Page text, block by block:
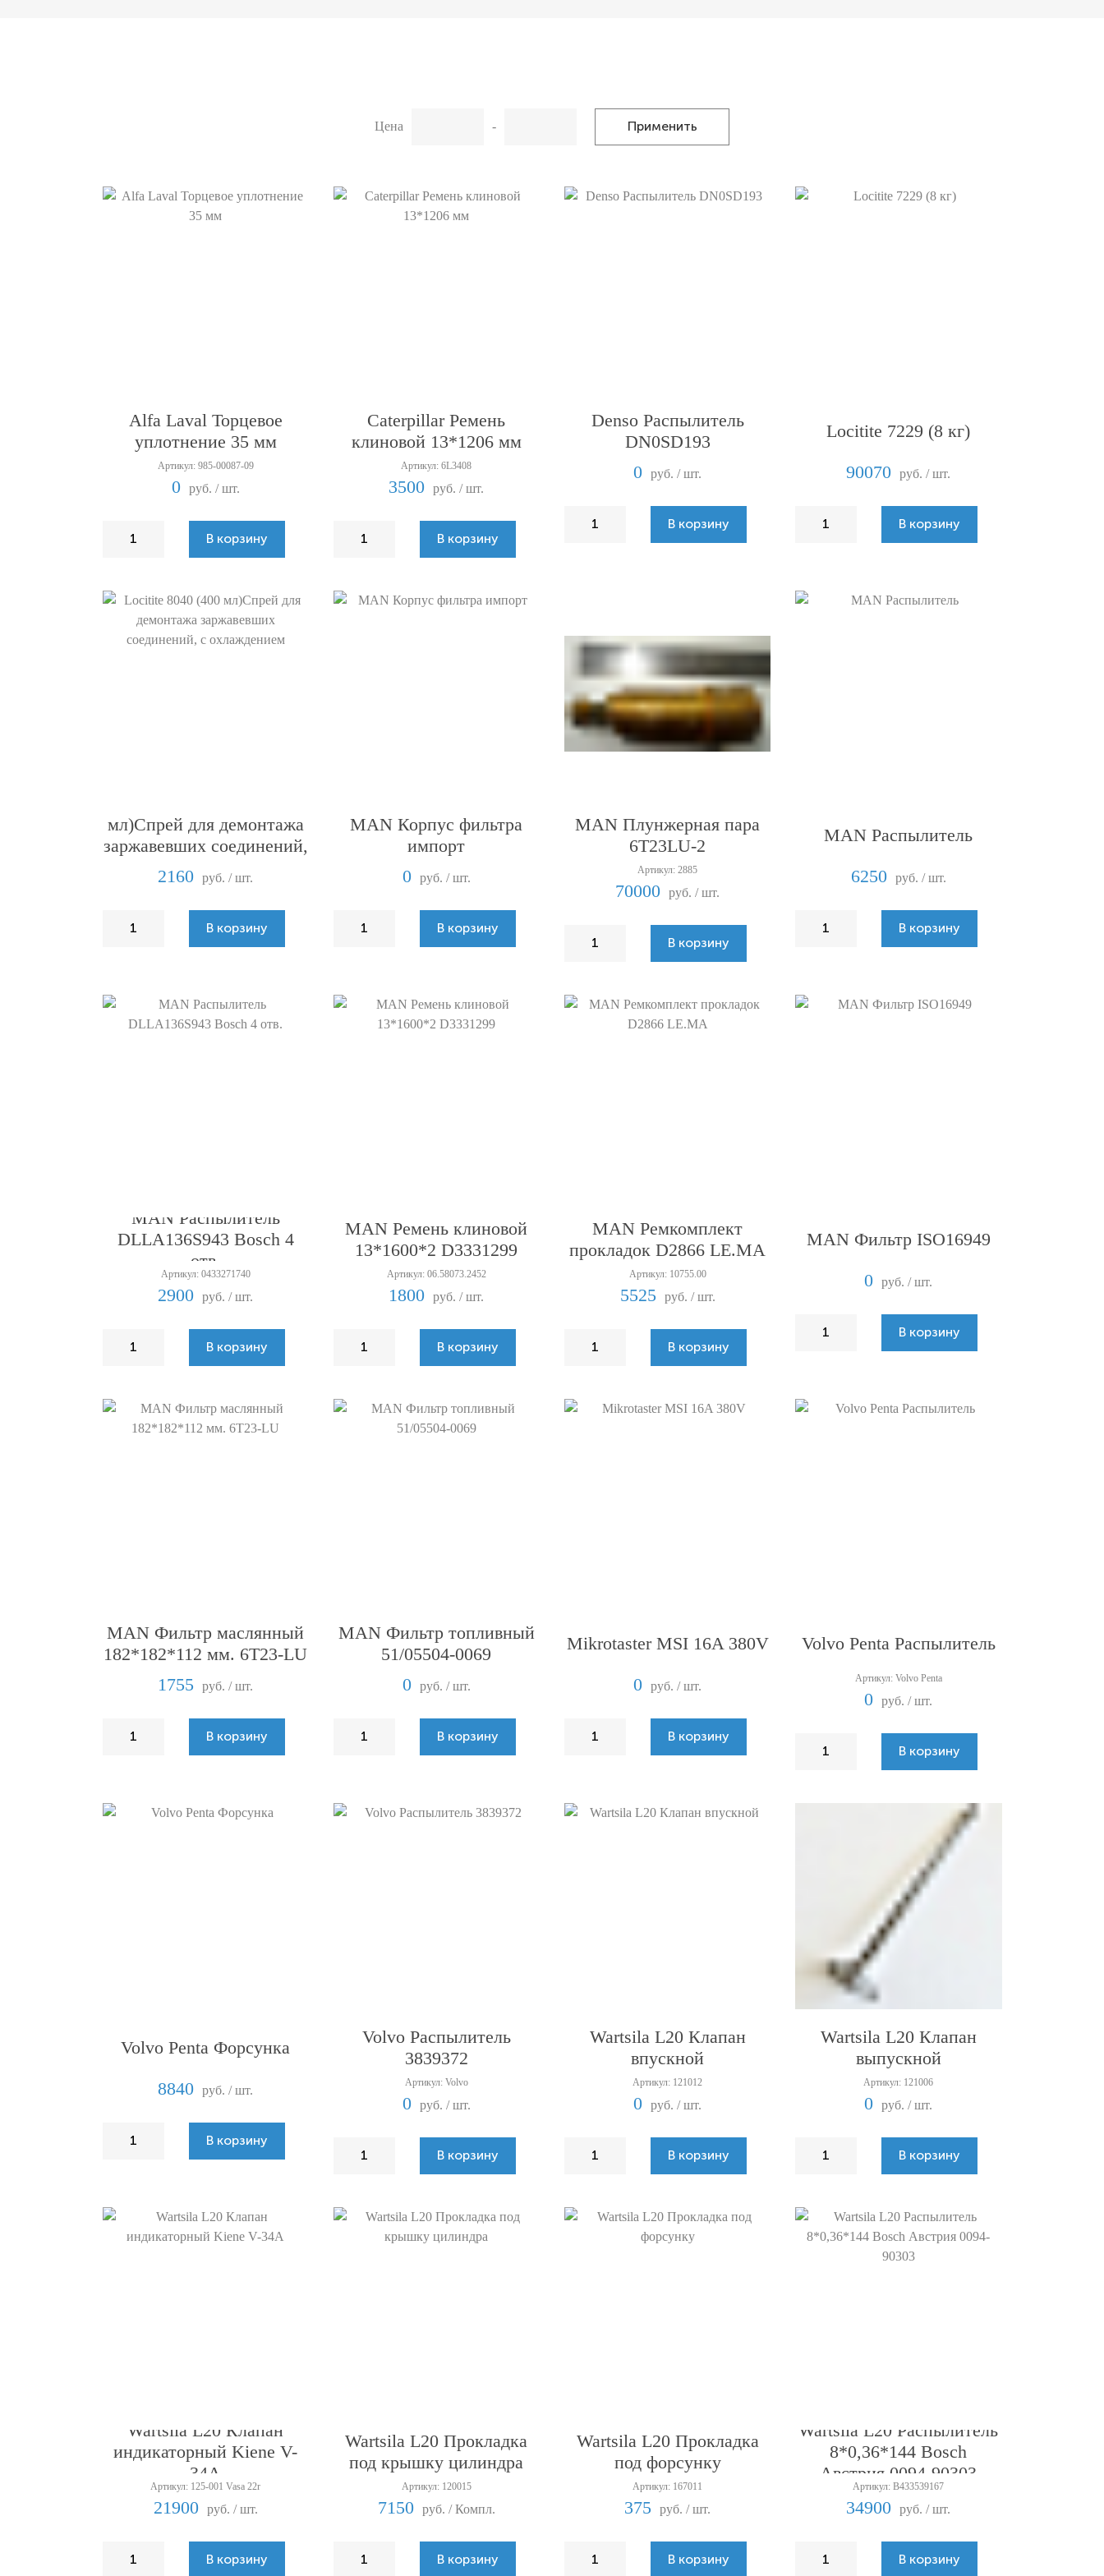
Цена - Применить
Alfa Laval Торцевое
уплотнение 35 мм
Артикул: 985-00087-09
0 руб. / шт.
В корзину
Caterpillar Ремень
клиновой 13*1206 мм
Артикул: 6L3408
3500 руб. / шт.
В корзину
Denso Распылитель
DN0SD193
0 руб. / шт.
В корзину
Locitite 7229 (8 кг)
90070 руб. / шт.
В корзину
мл)Спрей для демонтажа
заржавевших соединений,
с охлаждением
2160 руб. / шт.
В корзину
MAN Корпус фильтра
импорт
0 руб. / шт.
В корзину
MAN Плунжерная пара
6T23LU-2
Артикул: 2885
70000 руб. / шт.
В корзину
MAN Распылитель
6250 руб. / шт.
В корзину
MAN Распылитель
DLLA136S943 Bosch 4
отв.
Артикул: 0433271740
2900 руб. / шт.
В корзину
MAN Ремень клиновой
13*1600*2 D3331299
Артикул: 06.58073.2452
1800 руб. / шт.
В корзину
MAN Ремкомплект
прокладок D2866 LE.MA
Артикул: 10755.00
5525 руб. / шт.
В корзину
MAN Фильтр ISO16949
0 руб. / шт.
В корзину
MAN Фильтр маслянный
182*182*112 мм. 6T23-LU
1755
руб. / шт.
В корзину
MAN Фильтр топливный
51/05504-0069
0 руб. / шт.
В корзину
Mikrotaster MSI 16A 380V
0 руб. / шт.
В корзину
Volvo Penta Распылитель
Артикул: Volvo Penta
0 руб. / шт.
В корзину
Volvo Penta Форсунка
8840 руб. / шт.
В корзину
Volvo Распылитель
3839372
Артикул: Volvo
0 руб. / шт.
В корзину
Wartsila L20 Клапан
впускной
Артикул: 121012
0 руб. / шт.
В корзину
Wartsila L20 Клапан
выпускной
Артикул: 121006
0 руб. / шт.
В корзину
Wartsila L20 Клапан
индикаторный Kiene V-
34A
Артикул: 125-001 Vasa 22r
21900 руб. / шт.
В корзину
Wartsila L20 Прокладка
под крышку цилиндра
Артикул: 120015
7150 руб. / Компл.
В корзину
Wartsila L20 Прокладка
под форсунку
Артикул: 167011
375 руб. / шт.
В корзину
Wartsila L20 Распылитель
8*0,36*144 Bosch
Австрия 0094-90303
Артикул: B433539167
34900 руб. / шт.
В корзину